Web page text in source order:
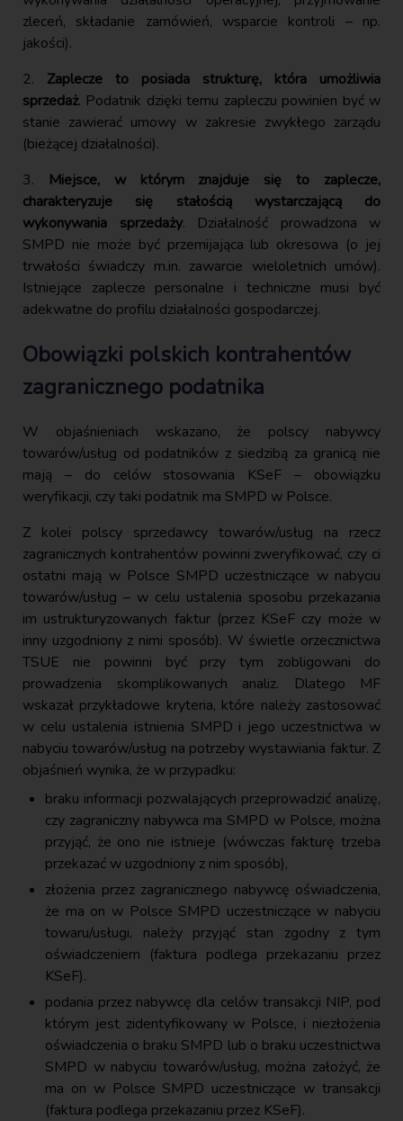
zleceń, składanie zamówień, wsparcie kontroli – np.
jakości).
2. Zaplecze to posiada strukturę, która umożliwia
sprzedaż. Podatnik dzięki temu zapleczu powinien być w
stanie zawierać umowy w zakresie zwykłego zarządu
(bieżącej działalności).
3. Miejsce, w którym znajduje się to zaplecze,
charakteryzuje się stałością wystarczającą do
wykonywania sprzedaży. Działalność prowadzona w
SMPD nie może być przemijająca lub okresowa (o jej
trwałości świadczy m.in. zawarcie wieloletnich umów).
Istniejące zaplecze personalne i techniczne musi być
adekwatne do profilu działalności gospodarczej.
Obowiązki polskich kontrahentów
zagranicznego podatnika
W objaśnieniach wskazano, że polscy nabywcy
towarów/usług od podatników z siedzibą za granicą nie
mają – do celów stosowania KSeF – obowiązku
weryfikacji, czy taki podatnik ma SMPD w Polsce.
Z kolei polscy sprzedawcy towarów/usług na rzecz
zagranicznych kontrahentów powinni zweryfikować, czy ci
ostatni mają w Polsce SMPD uczestniczące w nabyciu
towarów/usług – w celu ustalenia sposobu przekazania
im ustrukturyzowanych faktur (przez KSeF czy może w
inny uzgodniony z nimi sposób). W świetle orzecznictwa
TSUE nie powinni być przy tym zobligowani do
prowadzenia skomplikowanych analiz. Dlatego MF
wskazał przykładowe kryteria, które należy zastosować
w celu ustalenia istnienia SMPD i jego uczestnictwa w
nabyciu towarów/usług na potrzeby wystawiania faktur. Z
objaśnień wynika, że w przypadku:
braku informacji pozwalających przeprowadzić analizę,
czy zagraniczny nabywca ma SMPD w Polsce, można
przyjąć, że ono nie istnieje (wówczas fakturę trzeba
przekazać w uzgodniony z nim sposób),
złożenia przez zagranicznego nabywcę oświadczenia,
że ma on w Polsce SMPD uczestniczące w nabyciu
towaru/usługi, należy przyjąć stan zgodny z tym
oświadczeniem (faktura podlega przekazaniu przez
KSeF).
podania przez nabywcę dla celów transakcji NIP, pod
którym jest zidentyfikowany w Polsce, i niezłożenia
oświadczenia o braku SMPD lub o braku uczestnictwa
SMPD w nabyciu towarów/usług, można założyć, że
ma on w Polsce SMPD uczestniczące w transakcji
(faktura podlega przekazaniu przez KSeF).